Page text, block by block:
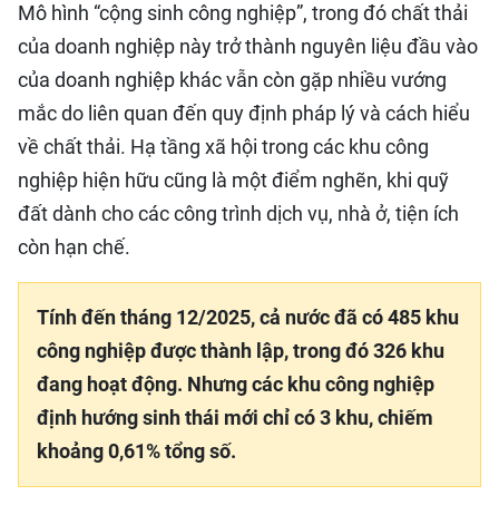
Mô hình “cộng sinh công nghiệp”, trong đó chất thải
của doanh nghiệp này trở thành nguyên liệu đầu vào
của doanh nghiệp khác vẫn còn gặp nhiều vướng
mắc do liên quan đến quy định pháp lý và cách hiểu
về chất thải. Hạ tầng xã hội trong các khu công
nghiệp hiện hữu cũng là một điểm nghẽn, khi quỹ
đất dành cho các công trình dịch vụ, nhà ở, tiện ích
còn hạn chế.
Tính đến tháng 12/2025, cả nước đã có 485 khu
công nghiệp được thành lập, trong đó 326 khu
đang hoạt động. Nhưng các khu công nghiệp
định hướng sinh thái mới chỉ có 3 khu, chiếm
khoảng 0,61% tổng số.